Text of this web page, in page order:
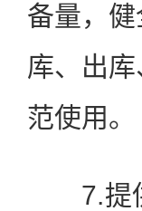
备量，
库、出
范使用。
7.提供